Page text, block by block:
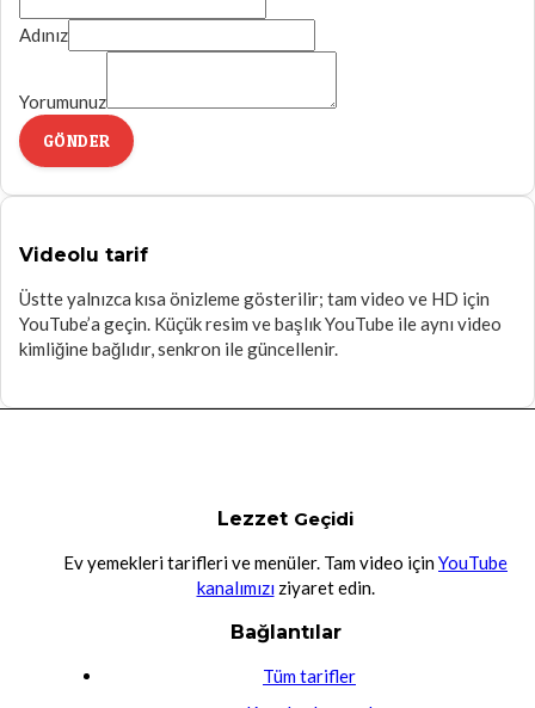
Adınız
Yorumunuz
GÖNDER
Videolu tarif
Üstte yalnızca kısa önizleme gösterilir; tam video ve HD için
YouTube’a geçin. Küçük resim ve başlık YouTube ile aynı video
kimliğine bağlıdır, senkron ile güncellenir.
Lezzet Geçidi
Ev yemekleri tarifleri ve menüler. Tam video içinYouTube
kanalımızı ziyaret edin.
Bağlantılar
Tüm tarifler